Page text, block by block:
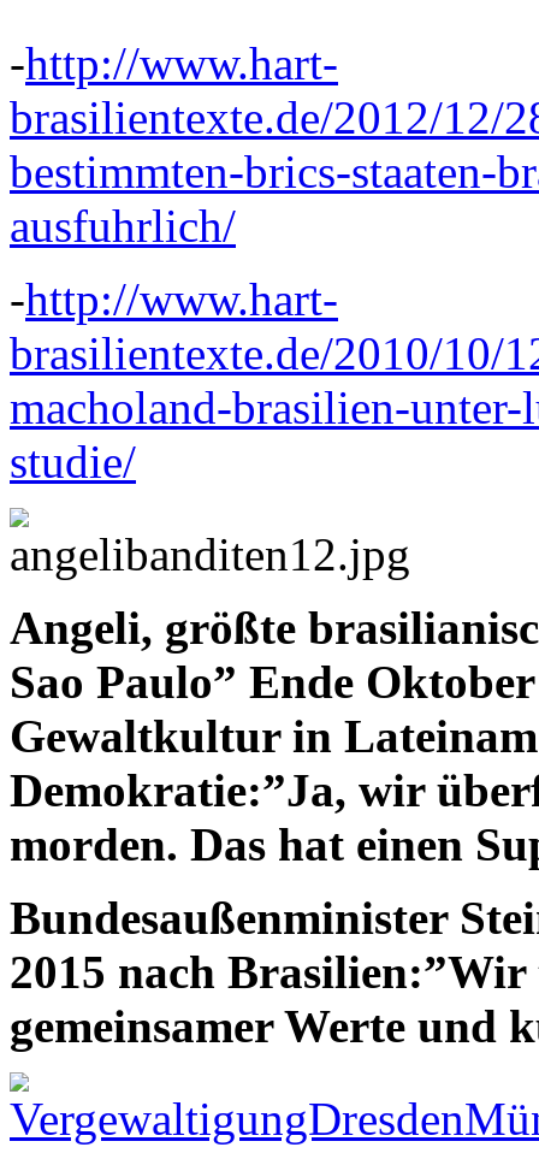
-http://www.hart-
brasilientexte.de/2012/12/
bestimmten-brics-staaten-
ausfuhrlich/
-http://www.hart-
brasilientexte.de/2010/10/
macholand-brasilien-
studie/
Angeli, größte
Sao Paulo” Ende
Gewaltkultur in
Demokratie:”Ja, wir
morden. Das hat einen
Bundesaußenminister
2015 nach
gemeinsamer Werte und